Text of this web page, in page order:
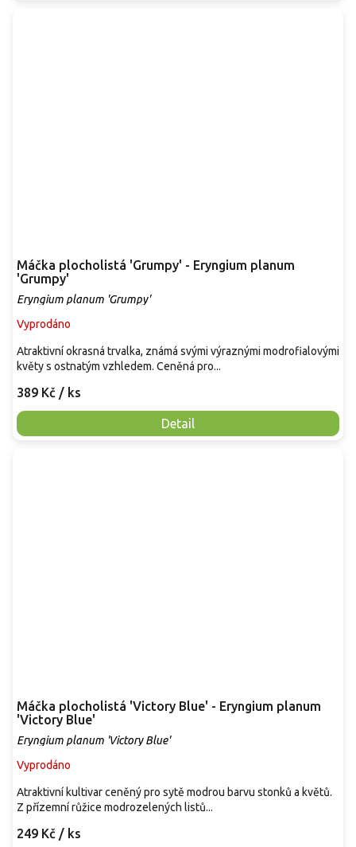
Máčka plocholistá 'Grumpy' - Eryngium planum
'Grumpy'
Eryngium planum 'Grumpy'
Vyprodáno
389 Kč / ks
Detail
Atraktivní okrasná trvalka, známá svými výraznými modrofialovými
květy s ostnatým vzhledem. Ceněná pro...
Máčka plocholistá 'Victory Blue' - Eryngium planum
'Victory Blue'
Eryngium planum 'Victory Blue'
Vyprodáno
249 Kč / ks
Atraktivní kultivar ceněný pro sytě modrou barvu stonků a květů.
Z přízemní růžice modrozelených listů...